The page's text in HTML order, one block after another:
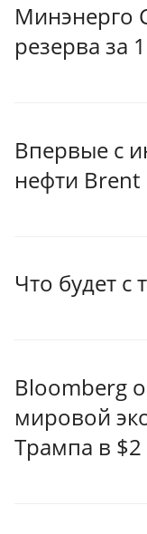
Минэнерго
резерва за
Впервые с
нефти
Что будет с
Bloomberg
мировой
Трампа в $2